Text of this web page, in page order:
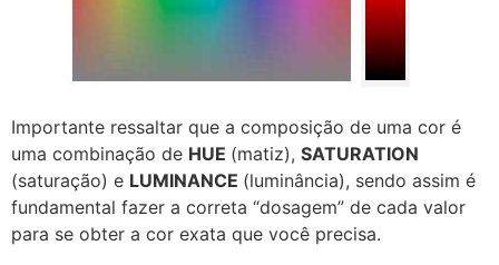
Importante ressaltar que a composição de uma cor é
uma combinação de HUE (matiz), SATURATION
(saturação) e LUMINANCE (luminância), sendo assim é
fundamental fazer a correta “dosagem” de cada valor
para se obter a cor exata que você precisa.